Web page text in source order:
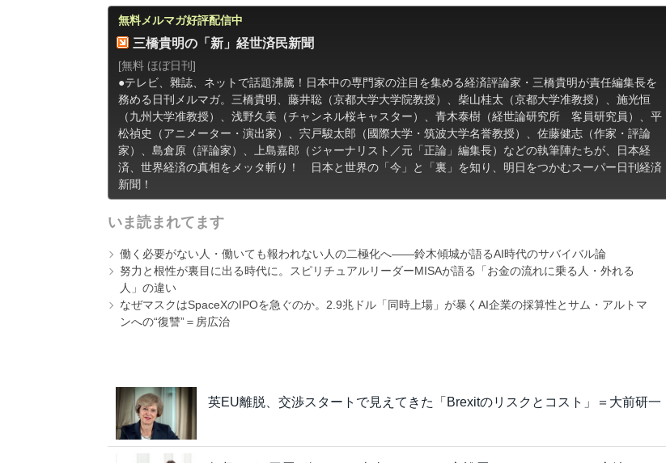
無料メルマガ好評配信中
三橋貴明の「新」経世済民新聞
[無料 ほぼ日刊]
●テレビ、雜誌、ネットで話題沸騰！日本中の専門家の注目を集める経済評論家・三橋貴明が責任編集長を
務める日刊メルマガ。三橋貴明、藤井聡（京都大学大学院教授）、柴山桂太（京都大学准教授）、施光恒
（九州大学准教授）、浅野久美（チャンネル桜キャスター）、青木泰樹（経世論研究所 客員研究員）、平
松禎史（アニメーター・演出家）、宍戸駿太郎（國際大学・筑波大学名誉教授）、佐藤健志（作家・評論
家）、島倉原（評論家）、上島嘉郎（ジャーナリスト／元「正論」編集長）などの執筆陣たちが、日本経
済、世界経済の真相をメッタ斬り！ 日本と世界の「今」と「裏」を知り、明日をつかむスーパー日刊経済
新聞！
いま読まれてます
働く必要がない人・働いても報われない人の二極化へ――鈴木傾城が語るAI時代のサバイバル論
努力と根性が裏目に出る時代に。スピリチュアルリーダーMISAが語る「お金の流れに乗る人・外れる
人」の違い
なぜマスクはSpaceXのIPOを急ぐのか。2.9兆ドル「同時上場」が暴くAI企業の採算性とサム・アルトマ
ンへの“復讐”＝房広治
英EU離脱、交渉スタートで見えてきた「Brexitのリスクとコスト」＝大前研一